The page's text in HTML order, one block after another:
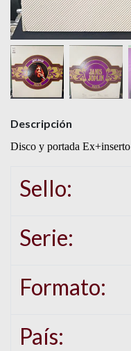
Descripción
Disco y portada Ex+inserto
Sello:
Serie:
Formato:
País: